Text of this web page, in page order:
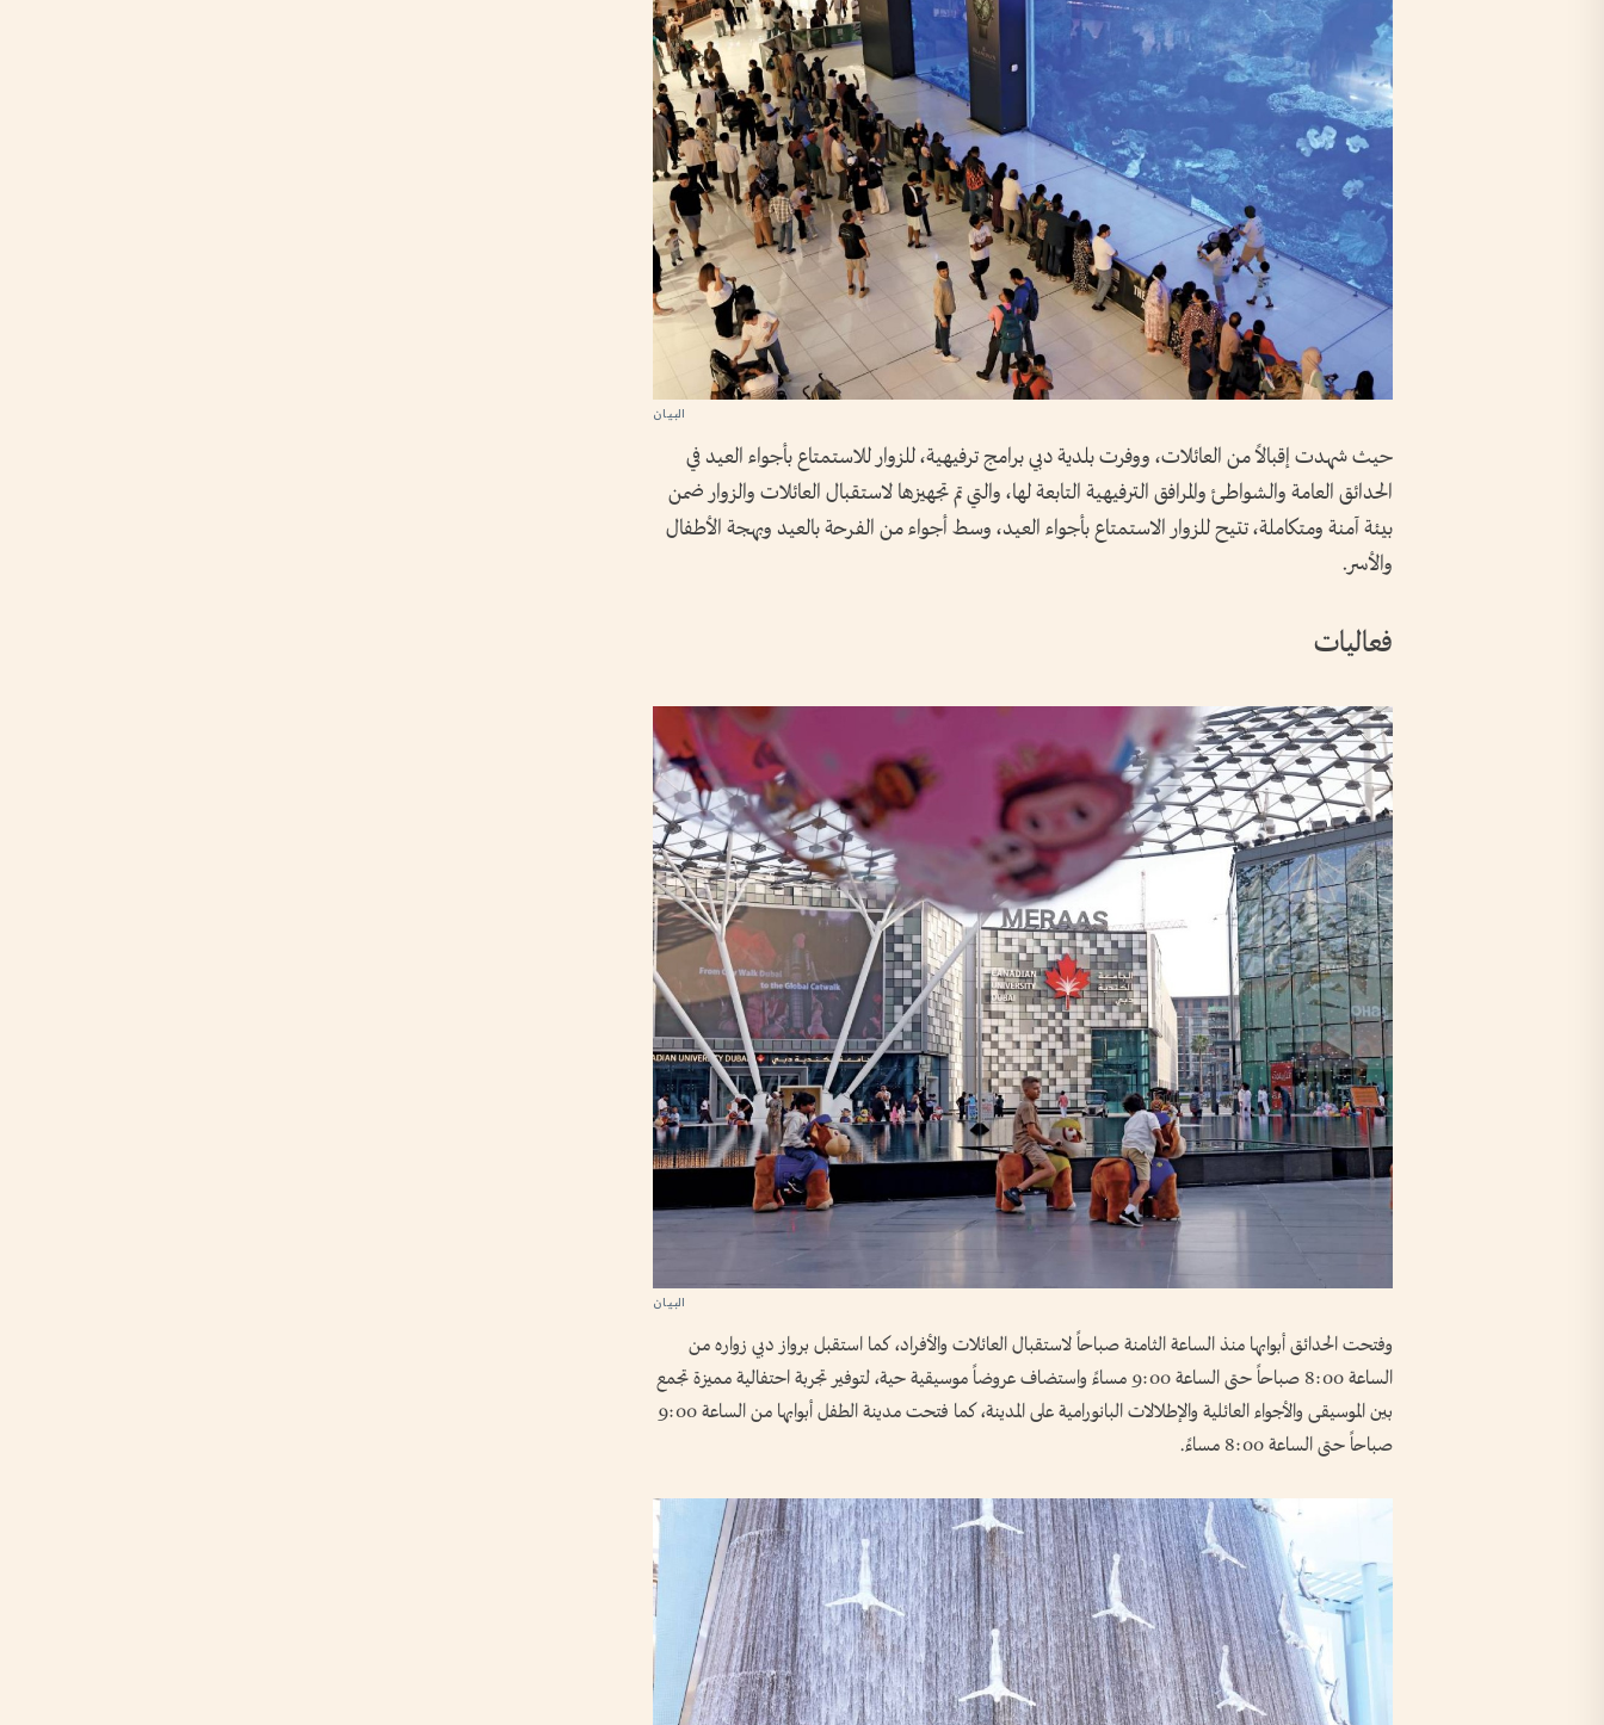
حيث شهدت إقبالاً من العائلات، ووفرت بلدية دبي برامج ترفيهية، للزوار للاستمتاع بأجواء العيد في
الحدائق العامة والشواطئ والمرافق الترفيهية التابعة لها، والتي تم تجهيزها لاستقبال العائلات والزوار ضمن
بيئة آمنة ومتكاملة، تتيح للزوار الاستمتاع بأجواء العيد، وسط أجواء من الفرحة بالعيد وبهجة الأطفال
والأسر.
فعاليات
وفتحت الحدائق أبوابها منذ الساعة الثامنة صباحاً لاستقبال العائلات والأفراد، كما استقبل برواز دبي زواره من
الساعة 8:00 صباحاً حتى الساعة 9:00 مساءً واستضاف عروضاً موسيقية حية، لتوفير تجربة احتفالية مميزة تجمع
بين الموسيقى والأجواء العائلية والإطلالات البانورامية على المدينة، كما فتحت مدينة الطفل أبوابها من الساعة 9:00
صباحاً حتى الساعة 8:00 مساءً.